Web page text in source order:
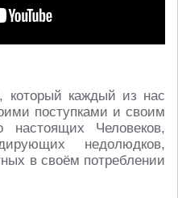
который каждый из нас
поступками и своим
Человеков,
недолюдков,
в своём потреблении